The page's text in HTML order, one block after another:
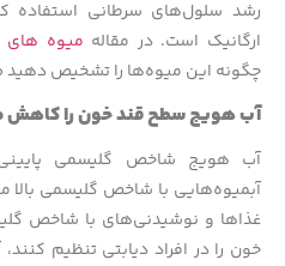
رشد سلول‌های سرطانی استفاده
ارگانیک است. در مقاله میوه های
چگونه این میوه‌ها را تشخیص دهید
آب هویج سطح قند خون را
آب هویج شاخص گلیسمی
آبمیوه‌هایی با شاخص گلیسمی
غذاها و نوشیدنی‌های با شاخص
خون را در افراد دیابتی تنظیم